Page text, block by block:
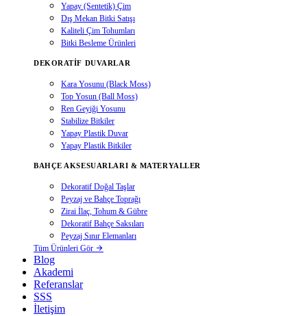
Yapay (Sentetik) Çim
Dış Mekan Bitki Satışı
Kaliteli Çim Tohumları
Bitki Besleme Ürünleri
DEKORATIF DUVARLAR
Kara Yosunu (Black Moss)
Top Yosun (Ball Moss)
Ren Geyiği Yosunu
Stabilize Bitkiler
Yapay Plastik Duvar
Yapay Plastik Bitkiler
BAHÇE AKSESUARLARI & MATERYALLER
Dekoratif Doğal Taşlar
Peyzaj ve Bahçe Toprağı
Zirai İlaç, Tohum & Gübre
Dekoratif Bahçe Saksıları
Peyzaj Sınır Elemanları
Tüm Ürünleri Gör
Blog
Akademi
Referanslar
SSS
İletişim